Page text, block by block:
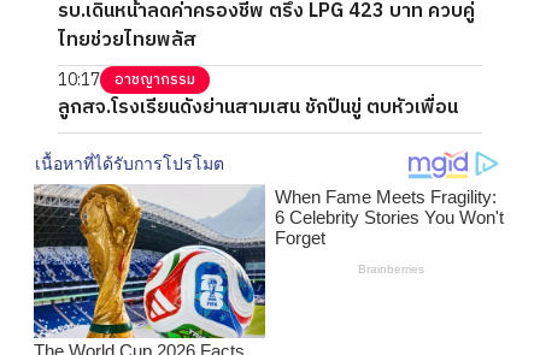
รบ.เดินหน้าลดค่าครองชีพ ตรึง LPG 423 บาท ควบคู่
ไทยช่วยไทยพลัส
10:17 อาชญากรรม
ลูกสจ.โรงเรียนดังย่านสามเสน ชักปืนขู่ ตบหัวเพื่อน